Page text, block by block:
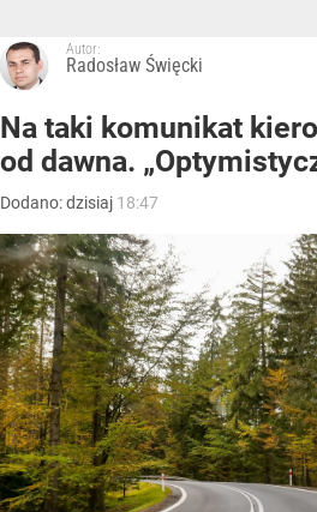
Autor:
Radosław Święcki
Na taki komunikat
od dawna.
Dodano:dzisiaj 18:47